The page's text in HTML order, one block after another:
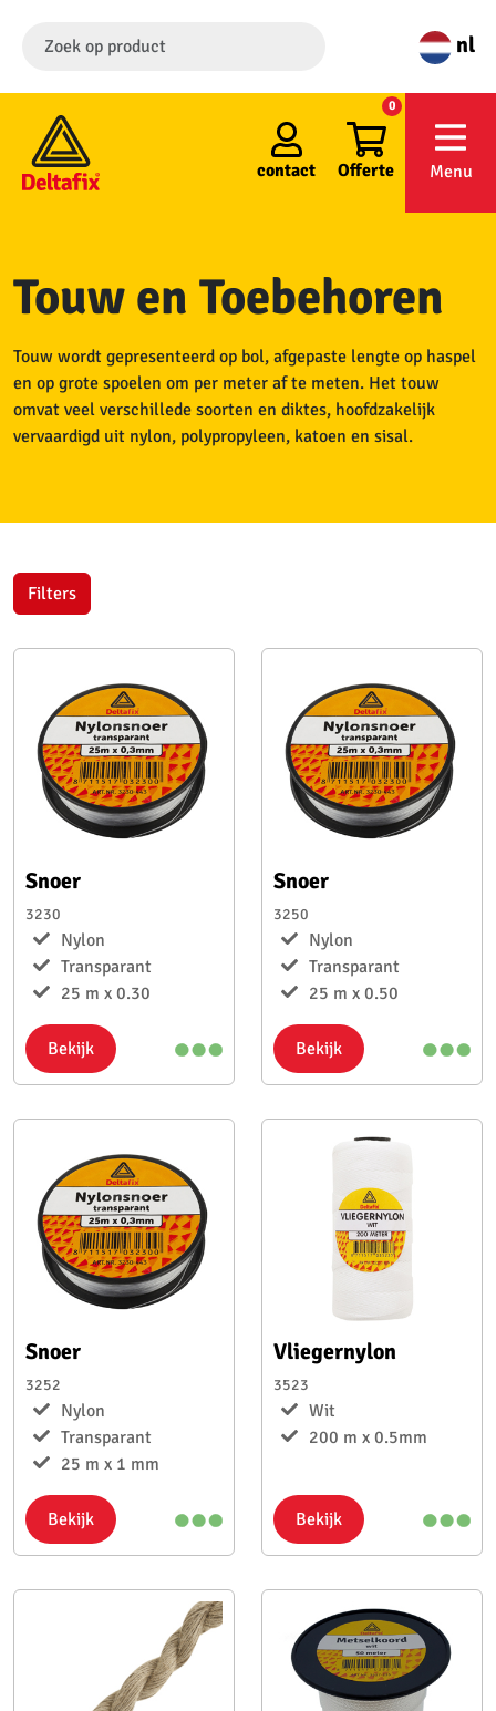
nl
contact Offerte
0
Menu
Touw en Toebehoren
Touw wordt gepresenteerd op bol, afgepaste lengte op haspel
en op grote spoelen om per meter af te meten. Het touw
omvat veel verschillede soorten en diktes, hoofdzakelijk
vervaardigd uit nylon, polypropyleen, katoen en sisal.
Filters
Snoer
3230
Nylon
Transparant
25 m x 0.30
Bekijk
Snoer
3250
Nylon
Transparant
25 m x 0.50
Bekijk
Snoer
3252
Nylon
Transparant
25 m x 1 mm
Bekijk
Vliegernylon
3523
Wit
200 m x 0.5mm
Bekijk